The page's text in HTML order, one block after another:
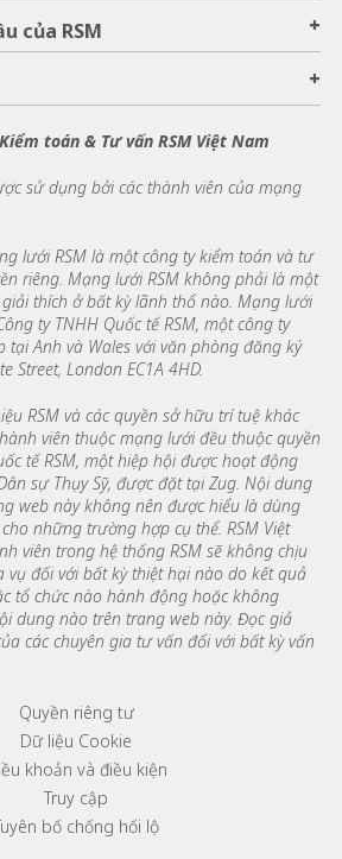
của RSM +
+
toán & Tư vấn RSM Việt Nam
sử dụng bởi các thành viên của mạng
lưới RSM là một công ty kiểm toán và tư
riêng. Mạng lưới RSM không phải là một
thích ở bất kỳ lãnh thổ nào. Mạng lưới
ty TNHH Quốc tế RSM, một công ty
Anh và Wales với văn phòng đăng ký
Street, London EC1A 4HD.
RSM và các quyền sở hữu trí tuệ khác
viên thuộc mạng lưới đều thuộc quyền
tế RSM, một hiệp hội được hoạt động
sự Thụy Sỹ, được đặt tại Zug. Nội dung
web này không nên được hiểu là dùng
những trường hợp cụ thể. RSM Việt
viên trong hệ thống RSM sẽ không chịu
vụ đối với bất kỳ thiệt hại nào do kết quả
tổ chức nào hành động hoặc không
dung nào trên trang web này. Đọc giả
các chuyên gia tư vấn đối với bất kỳ vấn
links
Quyền riêng tư
Dữ liệu Cookie
khoản và điều kiện
Truy cập
bố chống hối lộ